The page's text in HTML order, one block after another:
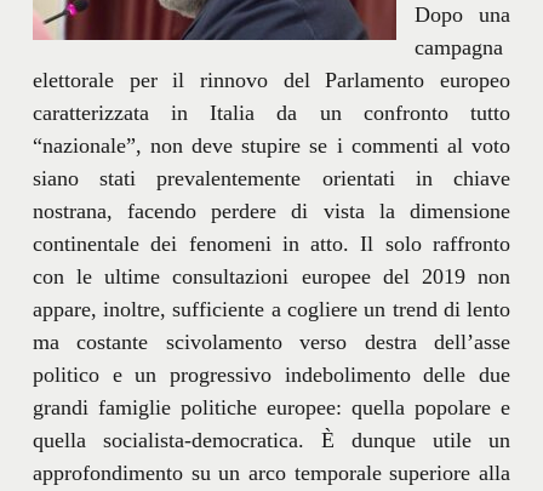
Dopo una
campagna
elettorale per il rinnovo del Parlamento europeo
caratterizzata in Italia da un confronto tutto
“nazionale”, non deve stupire se i commenti al voto
siano stati prevalentemente orientati in chiave
nostrana, facendo perdere di vista la dimensione
continentale dei fenomeni in atto. Il solo raffronto
con le ultime consultazioni europee del 2019 non
appare, inoltre, sufficiente a cogliere un trend di lento
ma costante scivolamento verso destra dell’asse
politico e un progressivo indebolimento delle due
grandi famiglie politiche europee: quella popolare e
quella socialista-democratica. È dunque utile un
approfondimento su un arco temporale superiore alla